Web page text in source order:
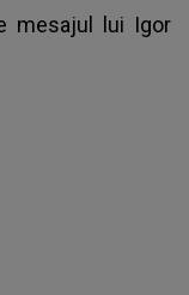
mesajul lui Igor